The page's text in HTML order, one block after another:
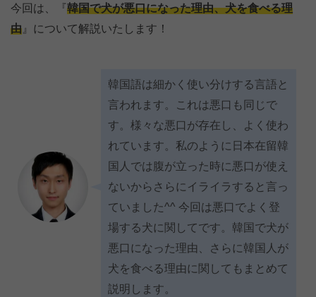
今回は、『韓国で犬が悪口になった理由、犬を食べる理
由 』について解説いたします！
韓国語は細かく使い分けする言語と
言われます。これは悪口も同じで
す。様々な悪口が存在し、よく使わ
れています。私のように日本在留韓
国人では腹が立った時に悪口が使え
ないからさらにイライラすると言っ
ていました^^ 今回は悪口でよく登
場する犬に関してです。韓国で犬が
悪口になった理由、さらに韓国人が
犬を食べる理由に関してもまとめて
説明します。